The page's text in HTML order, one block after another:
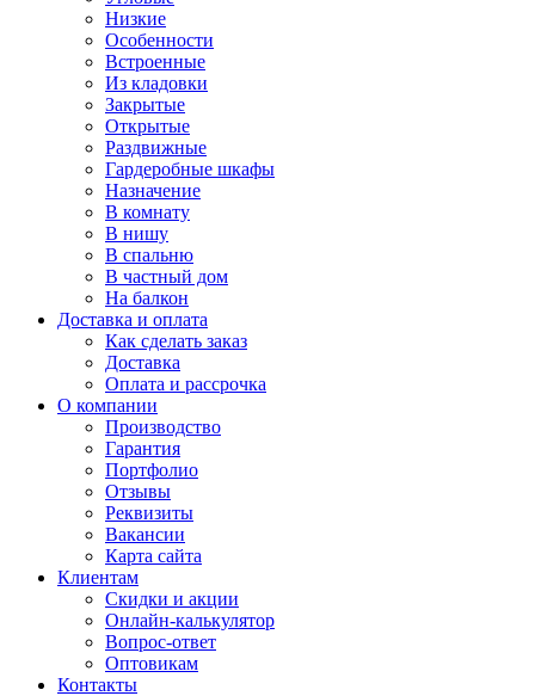
Низкие
Особенности
Встроенные
Из кладовки
Закрытые
Открытые
Раздвижные
Гардеробные шкафы
Назначение
В комнату
В нишу
В спальню
В частный дом
На балкон
Доставка и оплата
Как сделать заказ
Доставка
Оплата и рассрочка
О компании
Производство
Гарантия
Портфолио
Отзывы
Реквизиты
Вакансии
Карта сайта
Клиентам
Скидки и акции
Онлайн-калькулятор
Вопрос-ответ
Оптовикам
Контакты